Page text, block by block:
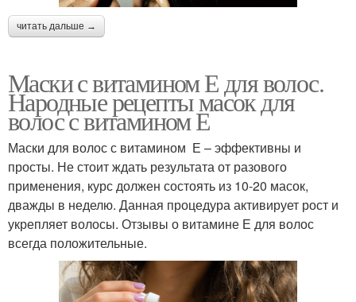
читать дальше →
Маски с витамином Е для волос.
Народные рецепты масок для
волос с витамином Е
Маски для волос с витамином Е – эффективны и
просты. Не стоит ждать результата от разового
применения, курс должен состоять из 10-20 масок,
дважды в неделю. Данная процедура активирует рост и
укрепляет волосы. Отзывы о витамине Е для волос
всегда положительные.